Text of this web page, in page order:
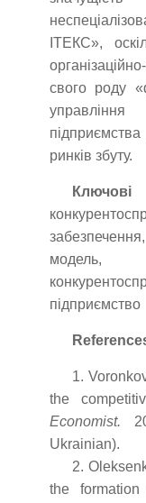
ІТЕКС»,
свого роду
ринків збуту.
підприємство
1.
the
Economist.
Ukrainian).
2.
the formation